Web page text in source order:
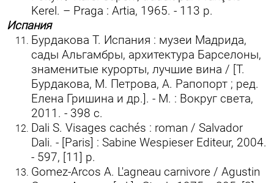
Kerel. – Praga : Artia, 1965. - 113 p.
Испания
Бурдакова Т. Испания : музеи Мадрида,
сады Альгамбры, архитектура Барселоны,
знаменитые курорты, лучшие вина / [Т.
Бурдакова, М. Петрова, А. Рапопорт ; ред.
Елена Гришина и др.]. - М. : Вокруг света,
2011. - 398 с.
Dali S. Visages cachés : roman / Salvador
Dali. - [Paris] : Sabine Wespieser Editeur, 2004.
- 597, [11] p.
Gomez-Arcos A. L'agneau carnivore / Agustin